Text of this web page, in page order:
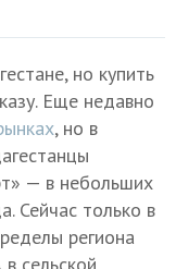
но купить
Еще недавно
, но в
— в небольших
Сейчас только в
региона